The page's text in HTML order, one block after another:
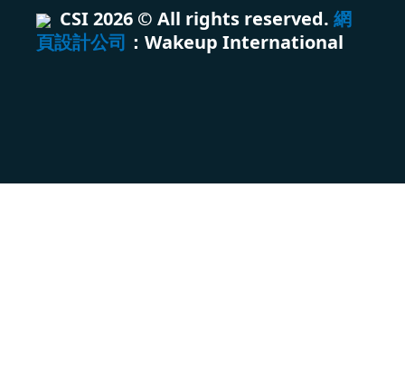
CSI2026 © All rights reserved. 網
頁設計公司 ：Wakeup International